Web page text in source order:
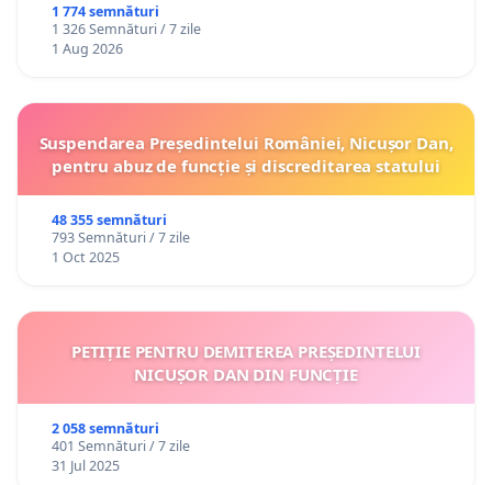
ROMÂNIA
1 774 semnături
1 326 Semnături / 7 zile
1 Aug 2026
Suspendarea Președintelui României, Nicușor Dan,
pentru abuz de funcție și discreditarea statului
48 355 semnături
793 Semnături / 7 zile
1 Oct 2025
PETIȚIE PENTRU DEMITEREA PREȘEDINTELUI
NICUȘOR DAN DIN FUNCȚIE
2 058 semnături
401 Semnături / 7 zile
31 Jul 2025